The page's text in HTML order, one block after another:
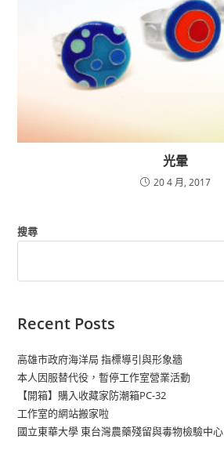
光暈
20 4 月, 2017
搜尋
Recent Posts
高雄市政府海洋局 指標導引與形象牆
本人因服替代役，暫停工作室營業活動
【開箱】購入收藏家防潮箱PC-32
工作室的網站搬家啦
國立東華大學 東台灣農藥殘留與毒物檢驗中心